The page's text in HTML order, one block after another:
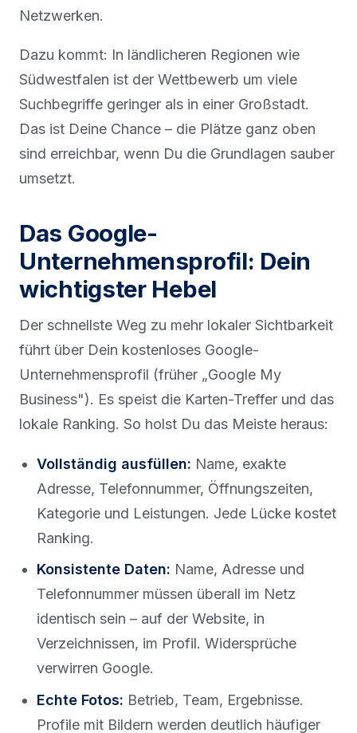
Netzwerken.
Dazu kommt: In ländlicheren Regionen wie
Südwestfalen ist der Wettbewerb um viele
Suchbegriffe geringer als in einer Großstadt.
Das ist Deine Chance – die Plätze ganz oben
sind erreichbar, wenn Du die Grundlagen sauber
umsetzt.
Das Google-
Unternehmensprofil: Dein
wichtigster Hebel
Der schnellste Weg zu mehr lokaler Sichtbarkeit
führt über Dein kostenloses Google-
Unternehmensprofil (früher „Google My
Business"). Es speist die Karten-Treffer und das
lokale Ranking. So holst Du das Meiste heraus:
Vollständig ausfüllen: Name, exakte
Adresse, Telefonnummer, Öffnungszeiten,
Kategorie und Leistungen. Jede Lücke kostet
Ranking.
Konsistente Daten: Name, Adresse und
Telefonnummer müssen überall im Netz
identisch sein – auf der Website, in
Verzeichnissen, im Profil. Widersprüche
verwirren Google.
Echte Fotos: Betrieb, Team, Ergebnisse.
Profile mit Bildern werden deutlich häufiger